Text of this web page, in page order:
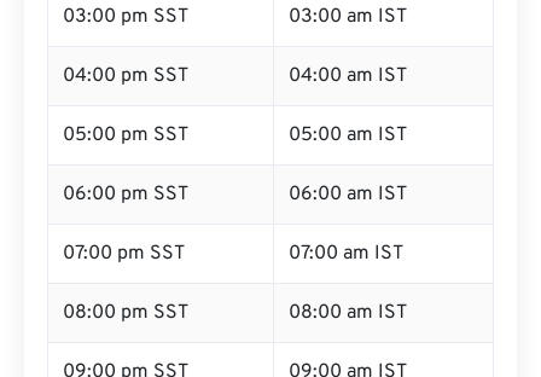
03:00 pm SST 03:00 am IST
04:00 pm SST 04:00 am IST
05:00 pm SST 05:00 am IST
06:00 pm SST 06:00 am IST
07:00 pm SST 07:00 am IST
08:00 pm SST 08:00 am IST
09:00 pm SST 09:00 am IST